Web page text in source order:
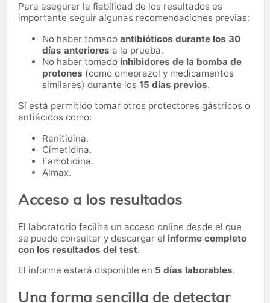
Para asegurar la fiabilidad de los resultados es
importante seguir algunas recomendaciones previas:
No haber tomado antibióticos durante los 30
días anteriores a la prueba.
No haber tomado inhibidores de la bomba de
protones (como omeprazol y medicamentos
similares) durante los 15 días previos.
Sí está permitido tomar otros protectores gástricos o
antiácidos como:
Ranitidina.
Cimetidina.
Famotidina.
Almax.
Acceso a los resultados
El laboratorio facilita un acceso online desde el que
se puede consultar y descargar el informe completo
con los resultados del test.
El informe estará disponible en 5 días laborables.
Una forma sencilla de detectar